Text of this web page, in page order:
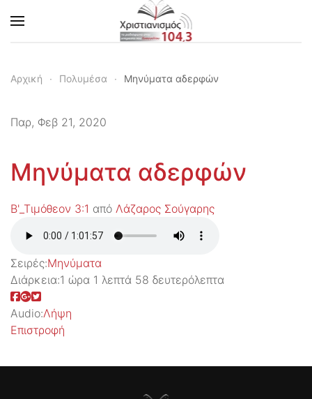
Skip to main content
Αρχική Πολυμέσα Μηνύματα αδερφών
Παρ, Φεβ 21, 2020
Μηνύματα αδερφών
Β'_Τιμόθεον 3:1 από Λάζαρος Σούγαρης
Σειρές:Μηνύματα
Διάρκεια:1 ώρα 1 λεπτά 58 δευτερόλεπτα
Audio:Λήψη
Επιστροφή